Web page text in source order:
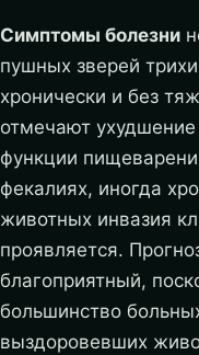
Симптомы болезни
пушных зверей
хронически и без
отмечают
функции
фекалиях, иногда
животных инвазия
проявляется.
благоприятный,
большинство
выздоровевших